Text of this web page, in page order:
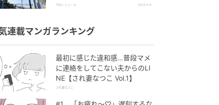
PA】300名が選ぶ1位に「グル
TRILL ニュース 2026.8.8
連載マンガランキング
最初に感じた違和感…普段マメ
に連絡をしてこない夫からのLI
NE【され妻なつこ Vol.1】
され妻なつこ